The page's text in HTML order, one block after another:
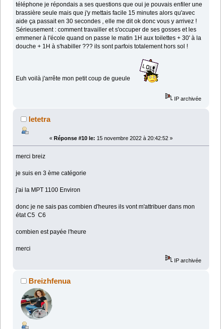
téléphone je répondais a ses questions que oui je pouvais enfiler une
brassière seule mais que j'y mettais facile 15 minutes alors qu'avec
aide ça passait en 30 secondes , elle me dit ok donc vous y arrivez !
Sérieusement : comment travailler et s'occuper de ses gosses et les
emmener à l'école quand on passe le matin 1H aux toilettes + 30' à la
douche + 1H à s'habiller ??? ils sont parfois totalement hors sol !
Euh voilà j'arrête mon petit coup de gueule
IP archivée
letetra
« Réponse #10 le: 15 novembre 2022 à 20:42:52 »
merci breiz
je suis en 3 ème catégorie
j'ai la MPT 1100 Environ
donc je ne sais pas combien d'heures ils vont m'attribuer dans mon
état C5 C6
combien est payée l'heure
merci
IP archivée
Breizhfenua